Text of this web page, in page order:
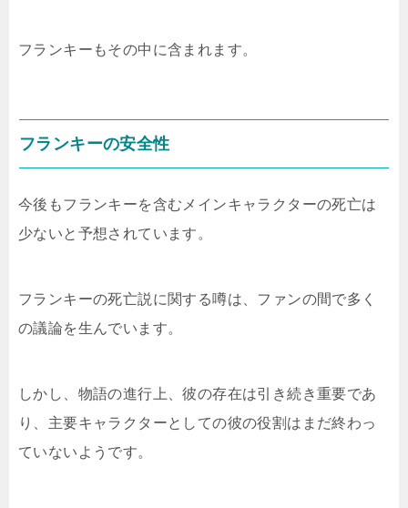
フランキーもその中に含まれます。
フランキーの安全性
今後もフランキーを含むメインキャラクターの死亡は
少ないと予想されています。
フランキーの死亡説に関する噂は、ファンの間で多く
の議論を生んでいます。
しかし、物語の進行上、彼の存在は引き続き重要であ
り、主要キャラクターとしての彼の役割はまだ終わっ
ていないようです。